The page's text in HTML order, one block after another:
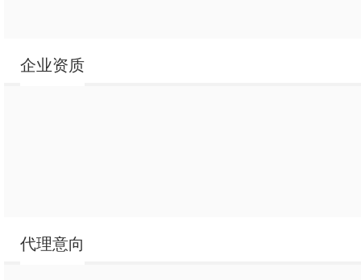
企业资质
代理意向